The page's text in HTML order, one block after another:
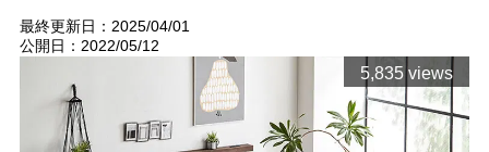
最終更新日：2025/04/01
公開日：2022/05/12
5,835 views